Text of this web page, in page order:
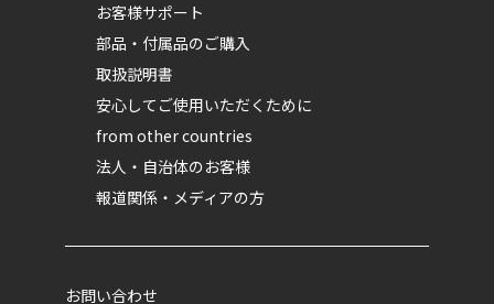
お客様サポート
部品・付属品のご購入
取扱説明書
安心してご使用いただくために
from other countries
法人・自治体のお客様
報道関係・メディアの方
お問い合わせ